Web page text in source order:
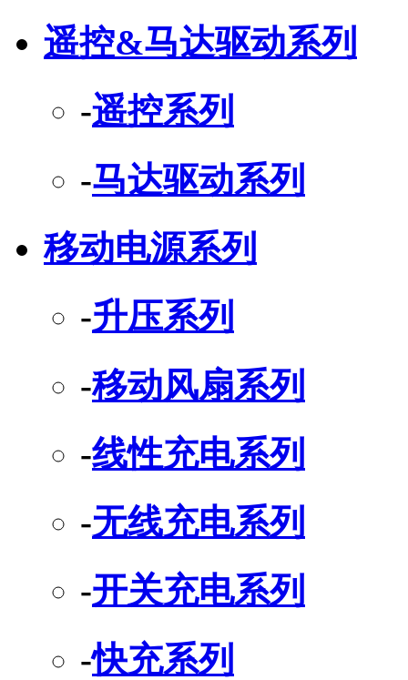
遥控&马达驱动系列
-遥控系列
-马达驱动系列
移动电源系列
-升压系列
-移动风扇系列
-线性充电系列
-无线充电系列
-开关充电系列
-快充系列